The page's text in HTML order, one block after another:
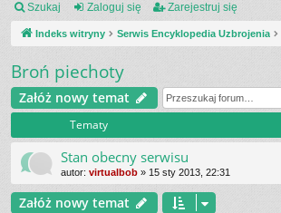
UI
C
_L
IN
K
S
Szukaj Zaloguj się Zarejestruj się
Indeks witryny Serwis Encyklopedia Uzbrojenia
Broń piechoty
Załóż nowy temat
Tematy
Stan obecny serwisu
autor: virtualbob » 15 sty 2013, 22:31
Załóż nowy temat